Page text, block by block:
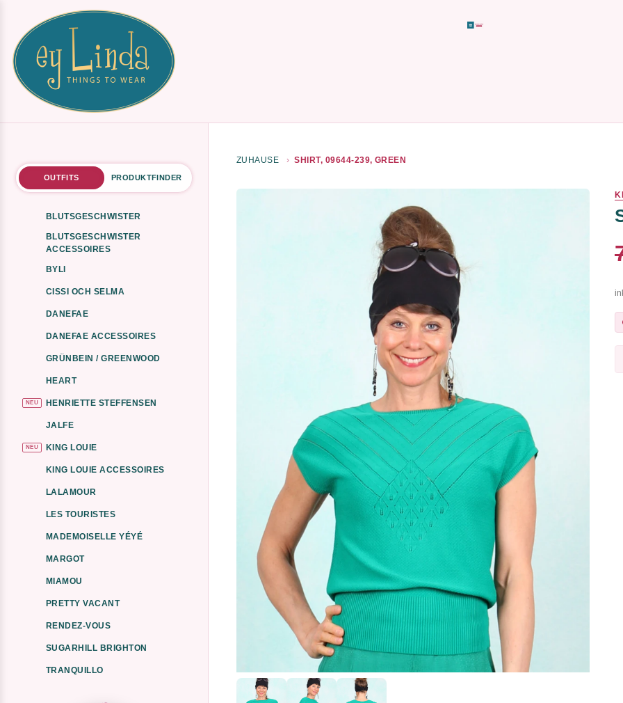
OUTFITS PRODUKTFINDER
BLUTSGESCHWISTER
BLUTSGESCHWISTER
ACCESSOIRES
BYLI
CISSI OCH SELMA
DANEFAE
DANEFAE ACCESSOIRES
GRÜNBEIN / GREENWOOD
HEART
NEU HENRIETTE STEFFENSEN
JALFE
NEU KING LOUIE
KING LOUIE ACCESSOIRES
LALAMOUR
LES TOURISTES
MADEMOISELLE YÉYÉ
MARGOT
MIAMOU
PRETTY VACANT
RENDEZ-VOUS
SUGARHILL BRIGHTON
TRANQUILLO
ZUHAUSE SHIRT, 09644-239, GREEN